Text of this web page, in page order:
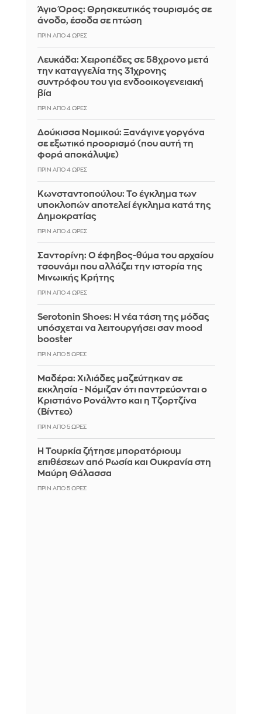
Άγιο Όρος: Θρησκευτικός τουρισμός σε
άνοδο, έσοδα σε πτώση
ΠΡΙΝ ΑΠΌ 4 ΏΡΕΣ
Λευκάδα: Χειροπέδες σε 58χρονο μετά
την καταγγελία της 31χρονης
συντρόφου του για ενδοοικογενειακή
βία
ΠΡΙΝ ΑΠΌ 4 ΏΡΕΣ
Δούκισσα Νομικού: Ξανάγινε γοργόνα
σε εξωτικό προορισμό (που αυτή τη
φορά αποκάλυψε)
ΠΡΙΝ ΑΠΌ 4 ΏΡΕΣ
Κωνσταντοπούλου: Το έγκλημα των
υποκλοπών αποτελεί έγκλημα κατά της
Δημοκρατίας
ΠΡΙΝ ΑΠΌ 4 ΏΡΕΣ
Σαντορίνη: Ο έφηβος-θύμα του αρχαίου
τσουνάμι που αλλάζει την ιστορία της
Μινωικής Κρήτης
ΠΡΙΝ ΑΠΌ 4 ΏΡΕΣ
Serotonin Shoes: Η νέα τάση της μόδας
υπόσχεται να λειτουργήσει σαν mood
booster
ΠΡΙΝ ΑΠΌ 5 ΏΡΕΣ
Μαδέρα: Χιλιάδες μαζεύτηκαν σε
εκκλησία - Νόμιζαν ότι παντρεύονται ο
Κριστιάνο Ρονάλντο και η Τζορτζίνα
(Βίντεο)
ΠΡΙΝ ΑΠΌ 5 ΏΡΕΣ
Η Τουρκία ζήτησε μπορατόριουμ
επιθέσεων από Ρωσία και Ουκρανία στη
Μαύρη Θάλασσα
ΠΡΙΝ ΑΠΌ 5 ΏΡΕΣ